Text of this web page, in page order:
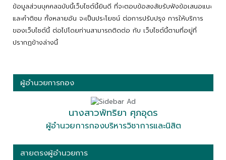
ข้อมูลส่วนบุคคลฉบับนี้เว็บไซต์นี้ยินดี ที่จะตอบข้อสงสัยรับฟังข้อเสนอแนะ
และคำติชม ทั้งหลายอัน จะเป็นประโยชน์ ต่อการปรับปรุง การให้บริการ
ของเว็บไซต์นี้ ต่อไปโดยท่านสามารถติดต่อ กับ เว็บไซต์นี้ตามที่อยู่ที่
ปรากฏข้างล่างนี้
ผู้อำนวยการกอง
นางสาวพัทริยา ศุภอุดร
ผู้อำนวยการกองบริหารวิชาการและนิสิต
สายตรงผู้อำนวยการ